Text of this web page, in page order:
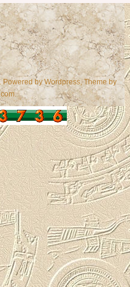
Powered byWordpress , Theme by
.